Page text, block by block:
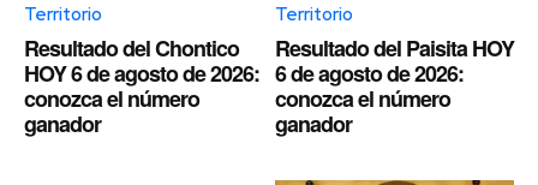
Territorio
Resultado del Chontico
HOY 6 de agosto de 2026:
conozca el número
ganador
Territorio
Resultado del Paisita HOY
6 de agosto de 2026:
conozca el número
ganador